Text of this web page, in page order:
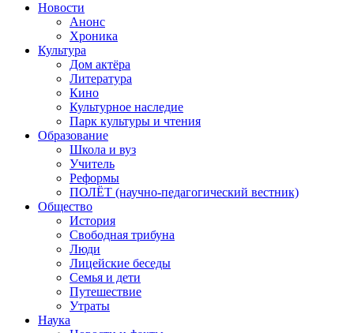
Новости
Анонс
Хроника
Культура
Дом актёра
Литература
Кино
Культурное наследие
Парк культуры и чтения
Образование
Школа и вуз
Учитель
Реформы
ПОЛЁТ (научно-педагогический вестник)
Общество
История
Свободная трибуна
Люди
Лицейские беседы
Семья и дети
Путешествие
Утраты
Наука